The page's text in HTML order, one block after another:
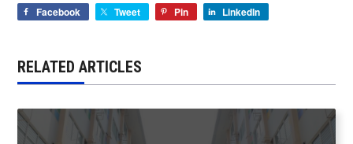
Facebook Tweet Pin LinkedIn
RELATED ARTICLES